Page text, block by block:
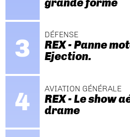
grande forme
DÉFENSE
REX - Panne
Ejection.
AVIATION GÉNÉRALE
REX - Le show
drame